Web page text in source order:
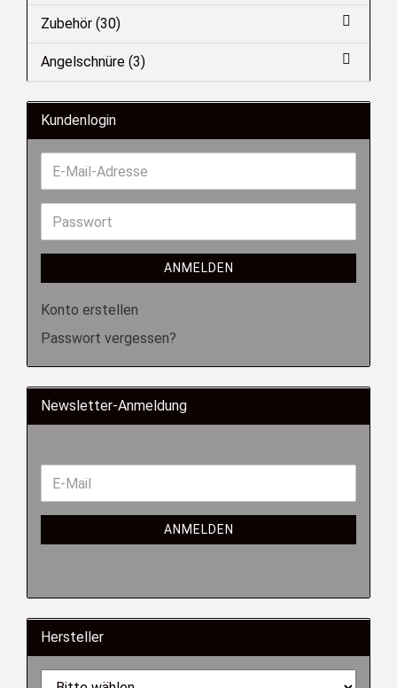
Zubehör (30)
Angelschnüre (3)
Kundenlogin
ANMELDEN
Konto erstellen
Passwort vergessen?
Newsletter-Anmeldung
ANMELDEN
Hersteller